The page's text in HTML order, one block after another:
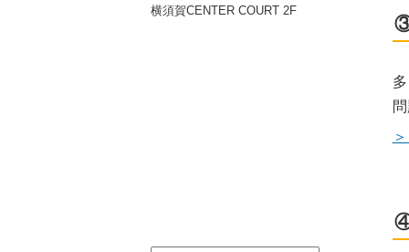
横須賀CENTER COURT 2F
③
④